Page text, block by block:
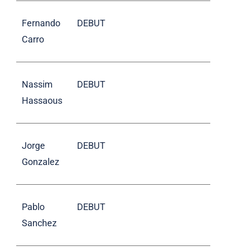
Fernando
Carro
DEBUT
Nassim
Hassaous
DEBUT
Jorge
Gonzalez
DEBUT
Pablo
Sanchez
DEBUT